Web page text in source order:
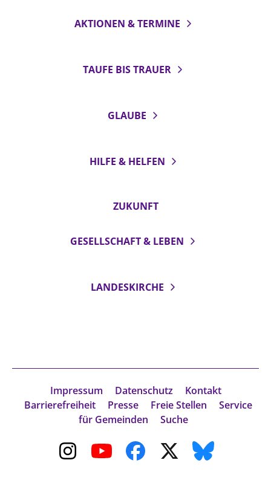
AKTIONEN & TERMINE
TAUFE BIS TRAUER
GLAUBE
HILFE & HELFEN
ZUKUNFT
GESELLSCHAFT & LEBEN
LANDESKIRCHE
Impressum Datenschutz
Kontakt
Barrierefreiheit
Presse Freie Stellen
Service
für Gemeinden
Suche